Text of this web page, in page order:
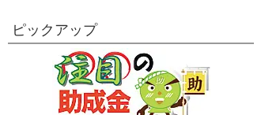
ピックアップ